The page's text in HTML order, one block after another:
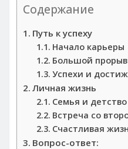
Содержание
Путь к успеху
Начало карьеры
Большой прорыв
Успехи и
Личная жизнь
Семья и детство
Встреча со
Счастливая
Вопрос-ответ: